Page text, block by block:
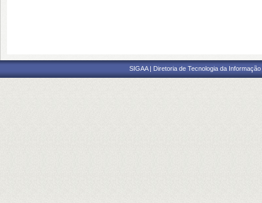
SIGAA | Diretoria de Tecnologia da